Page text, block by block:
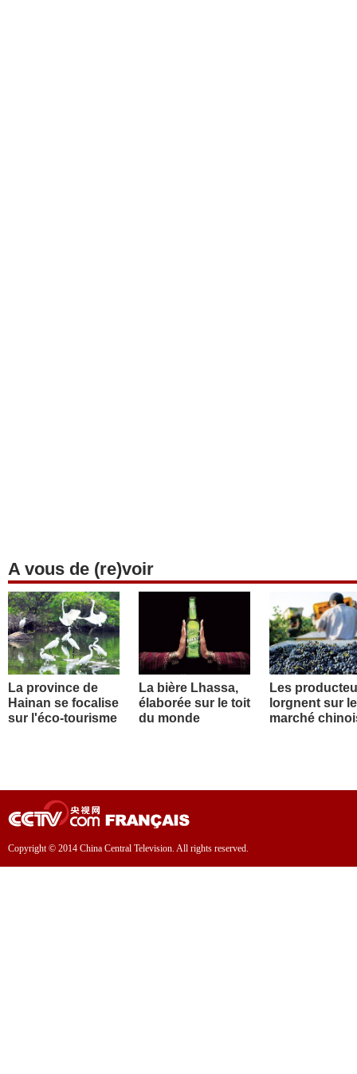
A vous de (re)voir
La province de
Hainan se focalise
sur l'éco-tourisme
La bière Lhassa,
élaborée sur le toit
du monde
Les
lorgnent sur le
marché
Copyright © 2014 China Central Television. All rights reserved.